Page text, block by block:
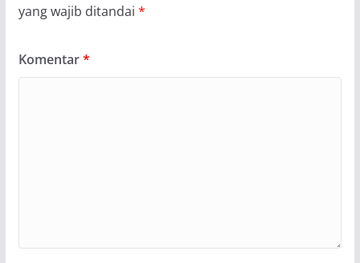
yang wajib ditandai *
Komentar*